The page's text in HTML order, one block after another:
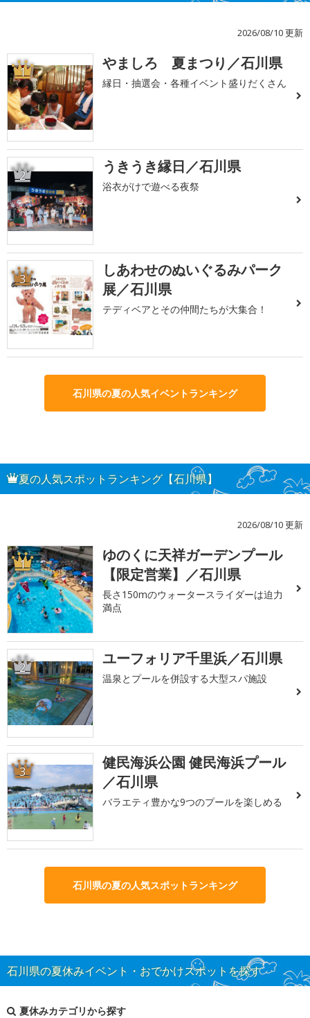
2026/08/10 更新
1 やましろ 夏まつり／石川県
縁日・抽選会・各種イベント盛りだくさん
2 うきうき縁日／石川県
浴衣がけで遊べる夜祭
3
しあわせのぬいぐるみパーク
展／石川県
テディベアとその仲間たちが大集合！
石川県の夏の人気イベントランキング
夏の人気スポットランキング【石川県】
2026/08/10 更新
1
ゆのくに天祥ガーデンプール
【限定営業】／石川県
長さ150mのウォータースライダーは迫力
満点
2 ユーフォリア千里浜／石川県
温泉とプールを併設する大型スパ施設
3
健民海浜公園 健民海浜プール
／石川県
バラエティ豊かな9つのプールを楽しめる
石川県の夏の人気スポットランキング
石川県の夏休みイベント・おでかけスポットを探す
夏休みカテゴリから探す